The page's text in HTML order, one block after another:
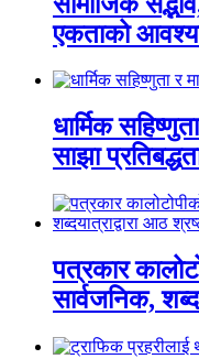
एकताको
धार्मिक
साझा
पत्रकार
सार्वजनिक,